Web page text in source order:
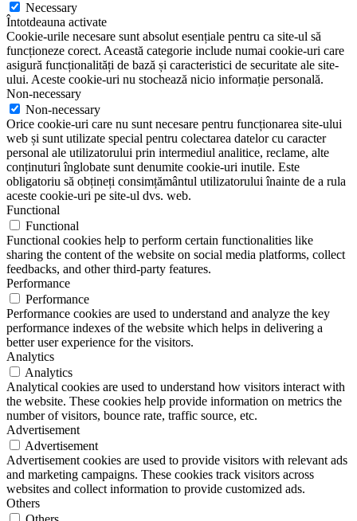
Necessary
Întotdeauna activate
Cookie-urile necesare sunt absolut esențiale pentru ca site-ul să
funcționeze corect. Această categorie include numai cookie-uri care
asigură funcționalități de bază și caracteristici de securitate ale site-
ului. Aceste cookie-uri nu stochează nicio informație personală.
Non-necessary
Non-necessary
Orice cookie-uri care nu sunt necesare pentru funcționarea site-ului
web și sunt utilizate special pentru colectarea datelor cu caracter
personal ale utilizatorului prin intermediul analitice, reclame, alte
conținuturi înglobate sunt denumite cookie-uri inutile. Este
obligatoriu să obțineți consimțământul utilizatorului înainte de a rula
aceste cookie-uri pe site-ul dvs. web.
Functional
Functional
Functional cookies help to perform certain functionalities like
sharing the content of the website on social media platforms, collect
feedbacks, and other third-party features.
Performance
Performance
Performance cookies are used to understand and analyze the key
performance indexes of the website which helps in delivering a
better user experience for the visitors.
Analytics
Analytics
Analytical cookies are used to understand how visitors interact with
the website. These cookies help provide information on metrics the
number of visitors, bounce rate, traffic source, etc.
Advertisement
Advertisement
Advertisement cookies are used to provide visitors with relevant ads
and marketing campaigns. These cookies track visitors across
websites and collect information to provide customized ads.
Others